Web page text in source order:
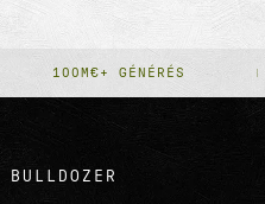
100M€+ GÉNÉRÉS
BULLDOZER